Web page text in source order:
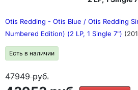
Otis Redding - Otis Blue / Otis Redding
Numbered Edition) (2 LP, 1 Single 7")
Есть в наличии
47949руб.